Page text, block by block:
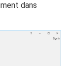
dans